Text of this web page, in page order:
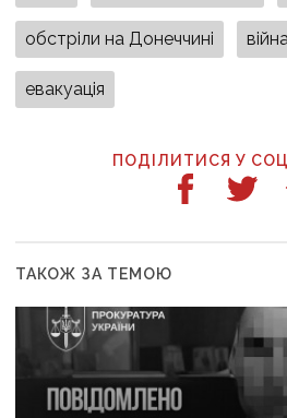
обстріли на Донеччині
евакуація
ПОДІЛИТИСЯ У
ТАКОЖ ЗА ТЕМОЮ